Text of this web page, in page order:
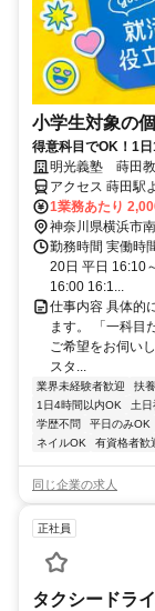
小学生対象の
得意科目でOK！1
トあり！ミドル・シ
明光義塾 蒔田
アクセス 蒔田駅
1業務あたり
神奈川県横浜市
勤務時間 実働時
20日 平日 16:10
16:00 16:1...
仕事内容 具体的
ます。 「一科目
ご希望をお伺い
スタ...
業界未経験者歓迎 扶
1日4時間以内OK
土日
学歴不問
平日のみOK
ネイルOK
有資格者歓
同じ企業の求人
正社員
タクシードラ